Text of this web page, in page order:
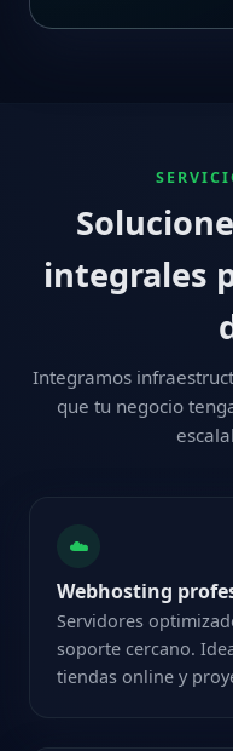
integrales
Integramos
que tu negocio
☁️
Webhosting
Servidores
soporte cercano.
tiendas online y